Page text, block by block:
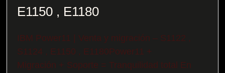
E1150 , E1180
IBM Power11 | Venta y migración – S1122 ,
S1124 , E1150 , E1180Power11 +
Migración + Soporte = Tranquilidad total En